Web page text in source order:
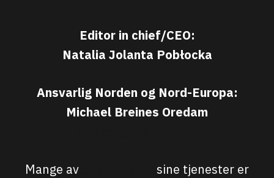
Editor in chief/CEO:
Natalia Jolanta Pobłocka
Ansvarlig Norden og Nord-Europa:
Michael Breines Oredam
Mange av
sine tjenester er